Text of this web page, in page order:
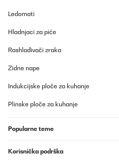
Ledomati
Hladnjaci za piće
Rashlađivači zraka
Zidne nape
Indukcijske ploče za kuhanje
Plinske ploče za kuhanje
Popularne teme
Korisnička podrška